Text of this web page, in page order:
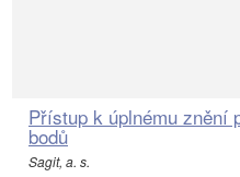
Přístup k úplnému znění
bodů
Sagit, a. s.